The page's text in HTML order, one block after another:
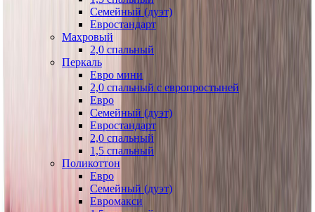
Семейный (дуэт)
Евростандарт
Махровый
2,0 спальный
Перкаль
Евро мини
2,0 спальный с европростыней
Евро
Семейный (дуэт)
Евростандарт
2,0 спальный
1,5 спальный
Поликоттон
Евро
Семейный (дуэт)
Евромакси